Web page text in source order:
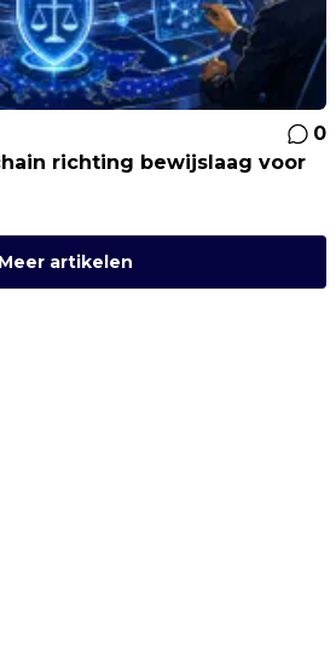
0
richting bewijslaag voor
Meer artikelen